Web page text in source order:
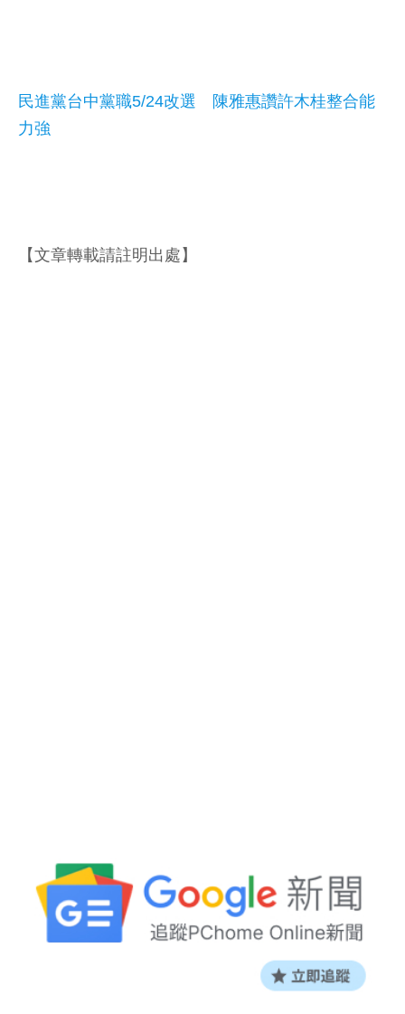
民進黨台中黨職5/24改選 陳雅惠讚許木桂整合能
力強
【文章轉載請註明出處】